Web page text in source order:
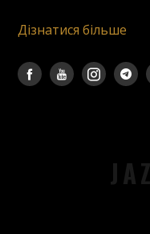
Дізнатися більше